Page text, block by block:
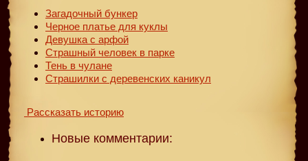
Загадочный бункер
Черное платье для куклы
Девушка с арфой
Страшный человек в парке
Тень в чулане
Страшилки с деревенских каникул
Рассказать историю
Новые комментарии: